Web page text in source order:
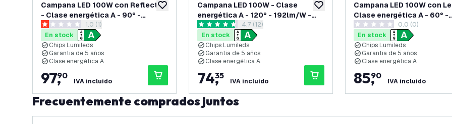
añadir a lista de deseos
Campana LED 100W con Reflector
- Clase energética A - 90° -
192lm/W - 6000K - IP65 -
Regulable
abrir el panel de reseñas
1 estrellas de puntuación
1.0 (1)
En stock
Chips Lumileds
Garantía de 5 años
Clase energética A
97,
90
IVA incluido
añadir a lista de deseos
Campana LED 100W - Clase
energética A - 120° - 192lm/W -
4000K - IP65 - Regulable
abrir el panel de reseñas
4.7 estrellas de puntuación
4.7 (12)
En stock
Chips Lumileds
Garantía de 5 años
Clase energética A
74,
35
IVA incluido
Campana LED 100W con
Clase energética A - 60° -
192lm/W - 4000K - IP65 -
Regulable
0 estrellas de puntuación
0.0 (0)
En stock
Chips Lumileds
Garantía de 5 años
Clase energética A
85,
90
IVA incluido
Frecuentemente comprados juntos